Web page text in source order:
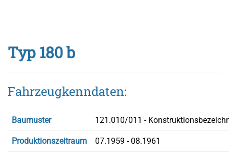
Typ 180 b
Fahrzeugkenndaten:
Baumuster 121.010/011 -
Produktionszeitraum 07.1959 - 08.1961